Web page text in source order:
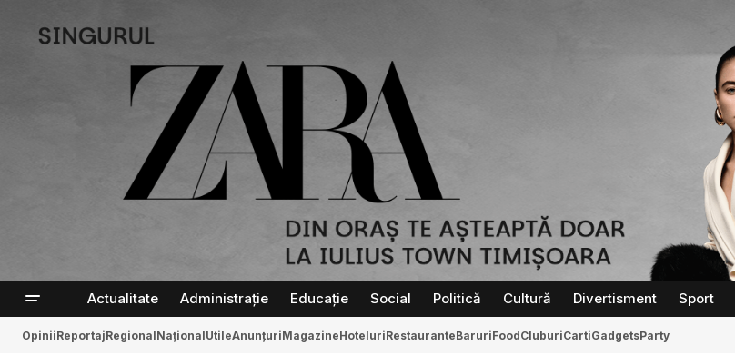
Actualitate Administrație Educație Social Politică Cultură Divertisment Sport
OpiniiReportajRegionalNaționalUtileAnunțuriMagazineHoteluriRestauranteBaruriFoodCluburiCartiGadgetsParty